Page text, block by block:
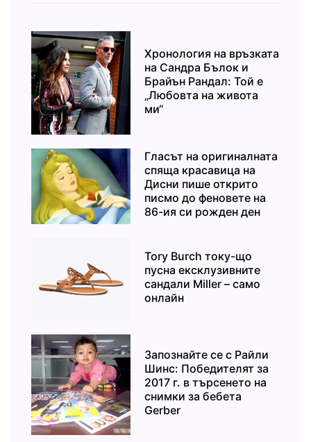
Хронология на връзката
на Сандра Бълок и
Брайън Рандал: Той е
„Любовта на живота
ми“
Гласът на оригиналната
спяща красавица на
Дисни пише открито
писмо до феновете на
86-ия си рожден ден
Tory Burch току-що
пусна ексклузивните
сандали Miller – само
онлайн
Запознайте се с Райли
Шинс: Победителят за
2017 г. в търсенето на
снимки за бебета
Gerber